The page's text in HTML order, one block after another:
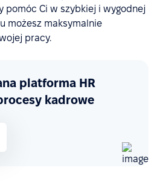
pomóc Ci w szybkiej i wygodnej
możesz maksymalnie
pracy.
platforma HR
kadrowe